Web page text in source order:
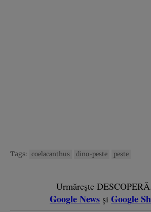
Tags: coelacanthus dino-peste peste
Urmărește
Google News și Google